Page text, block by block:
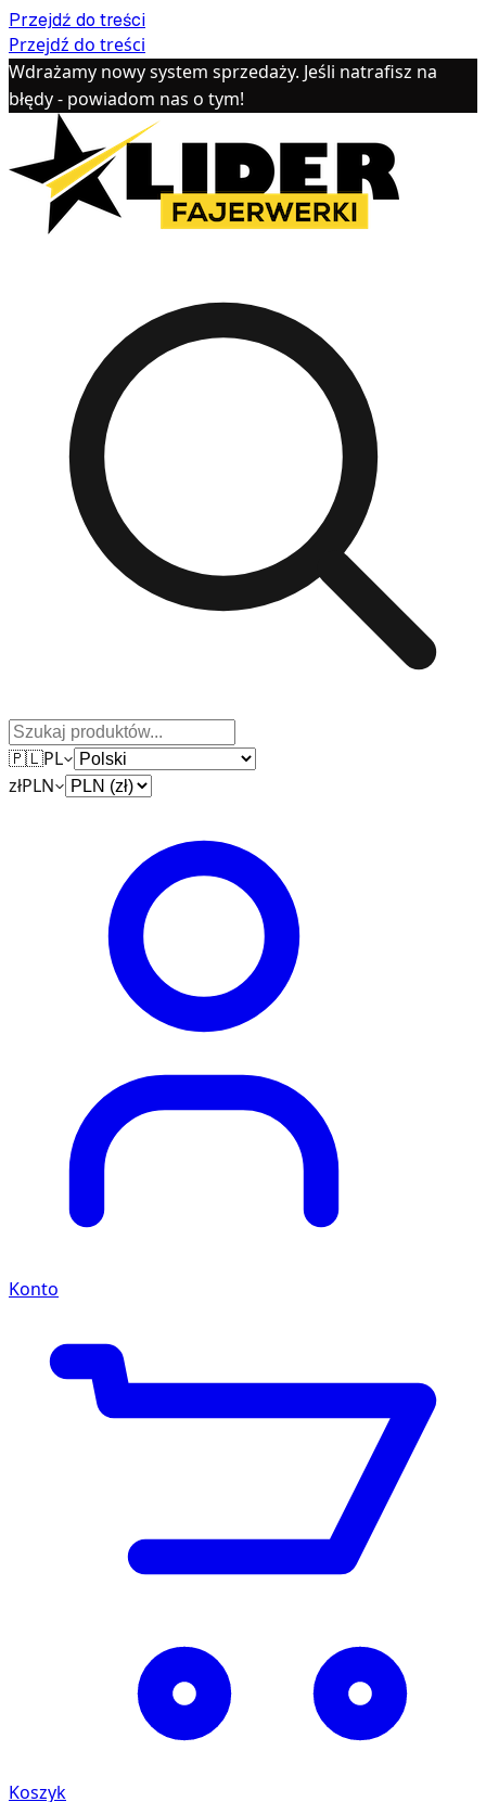
Przejdź do treści
Przejdź do treści
Wdrażamy nowy system sprzedaży. Jeśli natrafisz na
błędy - powiadom nas o tym!
🇵🇱PL
złPLN
Konto
Koszyk